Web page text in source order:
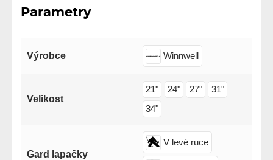
Parametry
Výrobce Winnwell
Velikost
21" 24" 27"
31"
34"
Gard lapačky
V levé ruce